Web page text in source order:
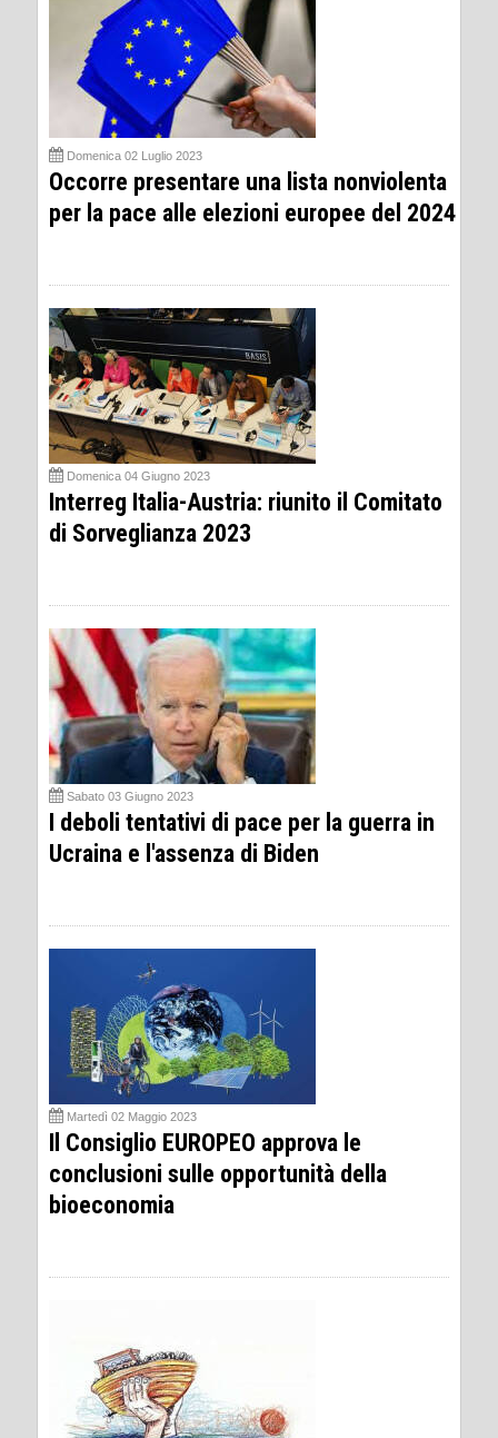
Domenica 02 Luglio 2023
Occorre presentare una lista nonviolenta
per la pace alle elezioni europee del 2024
Domenica 04 Giugno 2023
Interreg Italia-Austria: riunito il Comitato
di Sorveglianza 2023
Sabato 03 Giugno 2023
I deboli tentativi di pace per la guerra in
Ucraina e l'assenza di Biden
Martedì 02 Maggio 2023
Il Consiglio EUROPEO approva le
conclusioni sulle opportunità della
bioeconomia